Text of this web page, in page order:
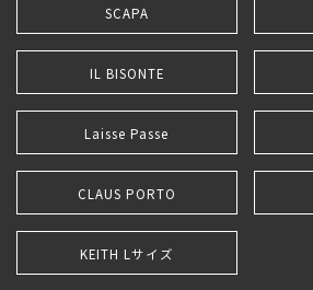
SCAPA
IL BISONTE
Laisse Passe
CLAUS PORTO
KEITH Lサイズ